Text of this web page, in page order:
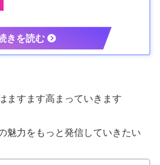
ますます高まっていきます
魅力をもっと発信していきたい